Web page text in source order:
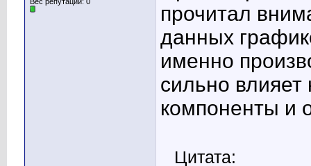
прочитал
данных
именно
сильно
компоненты и
Цитата: